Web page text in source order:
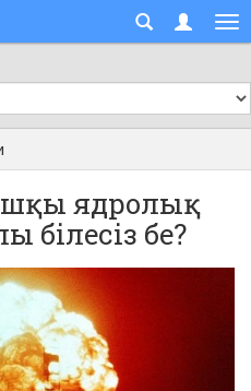
ядролық
білесіз бе?